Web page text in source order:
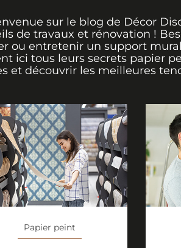
sur le blog de Décor
de travaux et rénovation !
ou entretenir un support
ici tous leurs secrets papier
et découvrir les meilleures
Papier peint